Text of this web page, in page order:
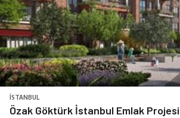
İSTANBUL
Özak Göktürk İstanbul Emlak Projesi